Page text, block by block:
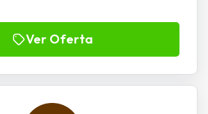
Ver Oferta